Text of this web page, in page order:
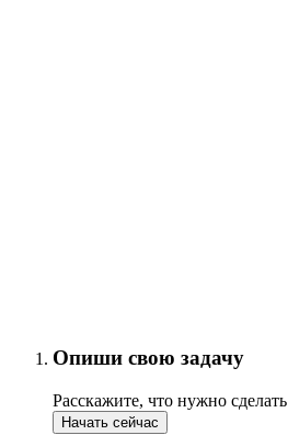
Опиши свою задачу
Расскажите, что нужно сделать
Начать сейчас